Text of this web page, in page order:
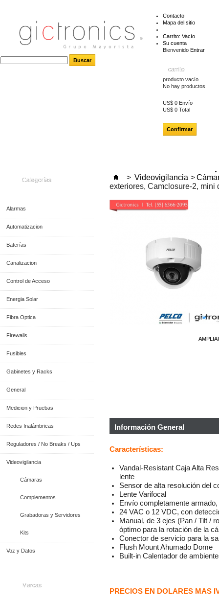
Contacto
Mapa del sitio
Carrito: Vacío
Su cuenta
Bienvenido Entrar
carrito
producto vacío
No hay productos
US$ 0 Envío
US$ 0 Total
Confirmar
Categorías
Alarmas
Automatizacion
Baterías
Canalizacion
Control de Acceso
Energia Solar
Fibra Optica
Firewalls
Fusibles
Gabinetes y Racks
General
Medicion y Pruebas
Redes Inalámbricas
Reguladores / No Breaks / Ups
Videovigilancia
Cámaras
Complementos
Grabadoras y Servidores
Kits
Voz y Datos
Marcas
> Videovigilancia >
exteriores, Camclosure-2, mini
Información General
Características:
Vandal-Resistant Caja Alta
lente
Sensor de alta resolución del
Lente Varifocal
Envío completamente
24 VAC o 12 VDC, con
Manual, de 3 ejes (Pan / Tilt /
óptimo para la rotación de la
Conector de servicio para la
Flush Mount Ahumado Dome
Built-in Calentador de
PRECIOS EN DOLARES MAS